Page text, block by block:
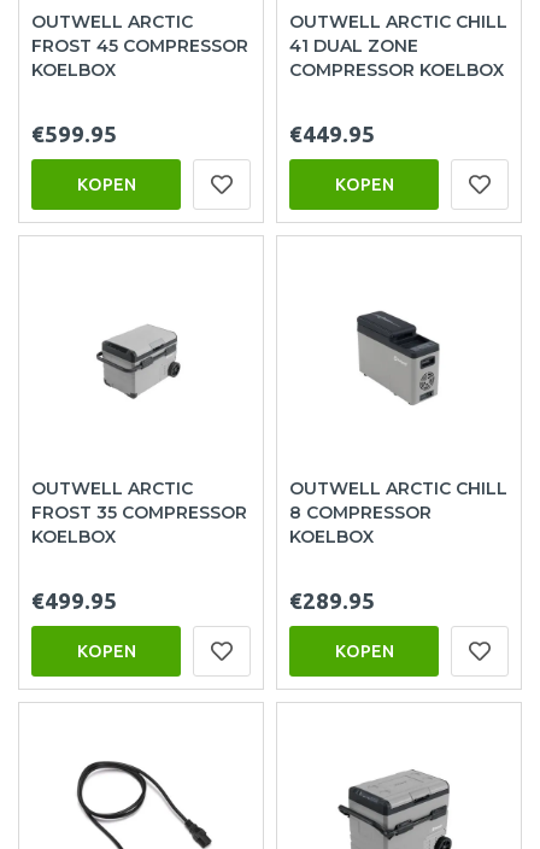
OUTWELL ARCTIC
FROST 45 COMPRESSOR
KOELBOX
€599.95
KOPEN
OUTWELL ARCTIC CHILL
41 DUAL ZONE
COMPRESSOR KOELBOX
€449.95
KOPEN
OUTWELL ARCTIC
FROST 35 COMPRESSOR
KOELBOX
€499.95
KOPEN
OUTWELL ARCTIC CHILL
8 COMPRESSOR
KOELBOX
€289.95
KOPEN